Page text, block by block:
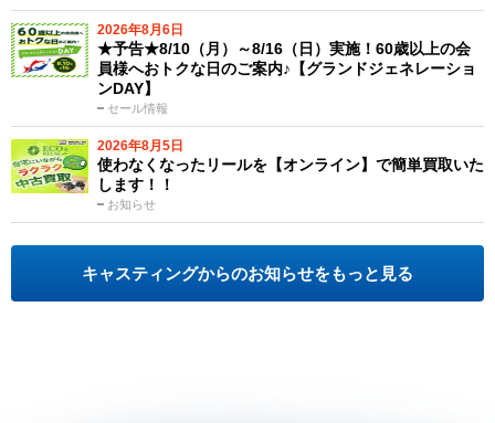
2026年8月6日
セール情報
★予告★8/10（月）～8/16（日）実施！60歳以上の会
員様へおトクな日のご案内♪【グランドジェネレーショ
ンDAY】
2026年8月5日
お知らせ
使わなくなったリールを【オンライン】で簡単買取いた
します！！
キャスティングからのお知らせをもっと見る